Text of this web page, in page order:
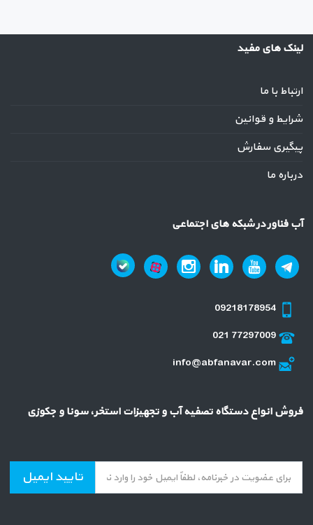
لینک های مفید
ارتباط با ما
شرایط و قوانین
پیگیری سفارش
درباره ما
آب فناور در شبکه های اجتماعی
09218178954
021 77297009
info@abfanavar.com
فروش انواع دستگاه تصفیه آب و تجهیزات استخر، سونا و جکوزی
تایید ایمیل